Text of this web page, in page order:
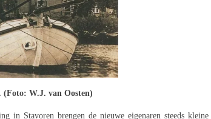
(Foto: W.J. van Oosten)
in Stavoren brengen de nieuwe eigenaren steeds kleine